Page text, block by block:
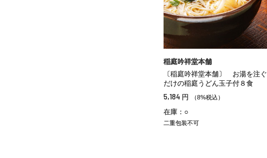
稲庭吟祥堂本舗
〔稲庭吟祥堂本舗〕 お湯を注ぐ
だけの稲庭うどん玉子付８食
5,184 円 （8%税込）
在庫：○
二重包装不可